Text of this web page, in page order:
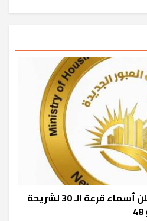
جهاز العبور الجديدة يعلن أسماء قرعة الـ 30 لشريحة